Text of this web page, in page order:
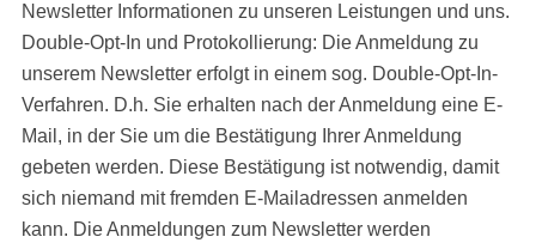
Newsletter Informationen zu unseren Leistungen und uns.
Double-Opt-In und Protokollierung: Die Anmeldung zu
unserem Newsletter erfolgt in einem sog. Double-Opt-In-
Verfahren. D.h. Sie erhalten nach der Anmeldung eine E-
Mail, in der Sie um die Bestätigung Ihrer Anmeldung
gebeten werden. Diese Bestätigung ist notwendig, damit
sich niemand mit fremden E-Mailadressen anmelden
kann. Die Anmeldungen zum Newsletter werden